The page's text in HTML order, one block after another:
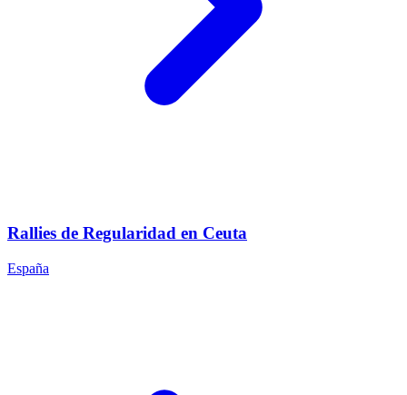
Rallies de Regularidad en Ceuta
España